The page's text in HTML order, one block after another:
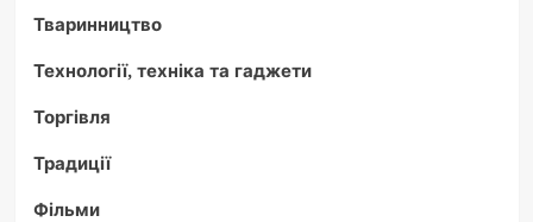
Тваринництво
Технології, техніка та гаджети
Торгівля
Традиції
Фільми